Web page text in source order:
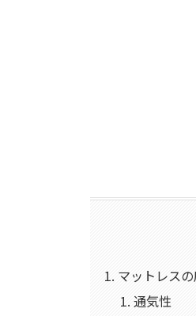
マットレス
通気性